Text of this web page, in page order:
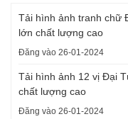
Tải hình ảnh tranh chữ
lớn chất lượng cao
Đăng vào 26-01-2024
Tải hình ảnh 12 vị Đại
chất lượng cao
Đăng vào 26-01-2024